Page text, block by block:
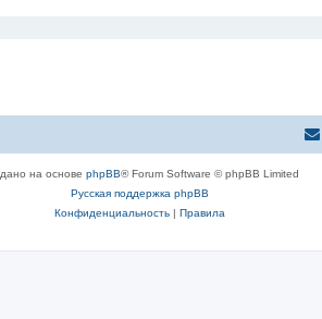
на основе phpBB® Forum Software © phpBB Limited
Русская поддержка phpBB
Конфиденциальность| Правила